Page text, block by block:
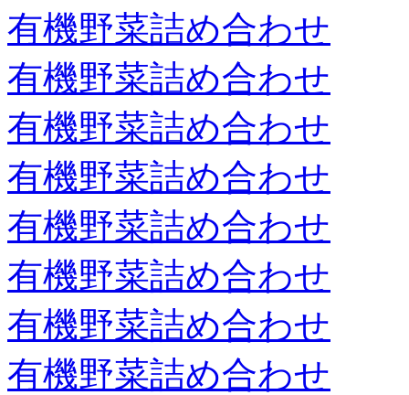
有機野菜詰め合わせ
有機野菜詰め合わせ
有機野菜詰め合わせ
有機野菜詰め合わせ
有機野菜詰め合わせ
有機野菜詰め合わせ
有機野菜詰め合わせ
有機野菜詰め合わせ